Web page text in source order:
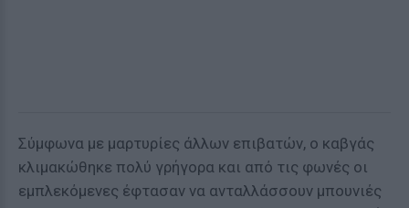
Σύμφωνα με μαρτυρίες άλλων επιβατών, ο καβγάς
κλιμακώθηκε πολύ γρήγορα και από τις φωνές οι
εμπλεκόμενες έφτασαν να ανταλλάσσουν μπουνιές